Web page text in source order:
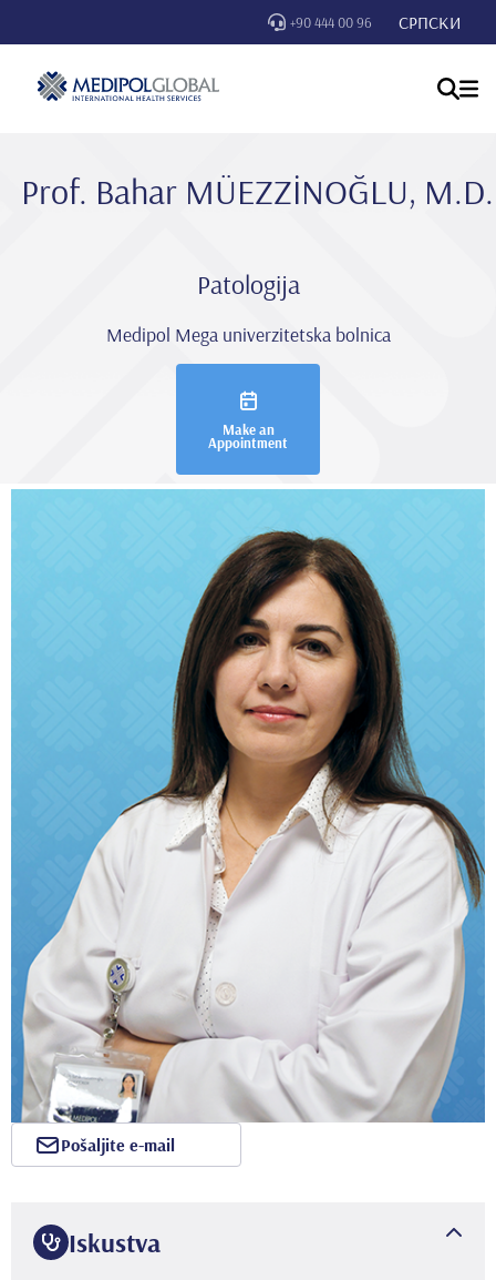
+90 444 00 96 СРПСКИ
Prof. Bahar MÜEZZİNOĞLU, M.D.
Patologija
Medipol Mega univerzitetska bolnica
Make an
Appointment
Iskustva
Pošaljite e-mail